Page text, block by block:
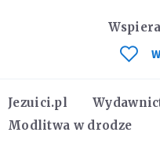
Jezuici.pl
Modlitwa w drodze